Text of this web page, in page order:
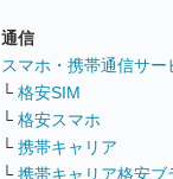
通信
スマホ・携帯通信サー
└ 格安SIM
└ 格安スマホ
└ 携帯キャリア
└ 携帯キャリア格安ブ